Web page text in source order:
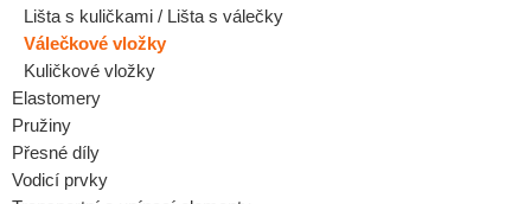
Lišta s kuličkami / Lišta s válečky
Válečkové vložky
Kuličkové vložky
Elastomery
Pružiny
Přesné díly
Vodicí prvky